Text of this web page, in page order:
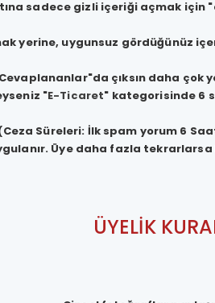
sadece gizli içeriği açmak
yerine, uygunsuz gördüğünüz
Cevaplananlar"da çıksın daha
"E-Ticaret" kategorisinde 6
Süreleri: İlk spam yorum 6
Üye daha fazla tekrarlarsa
ÜYELİK